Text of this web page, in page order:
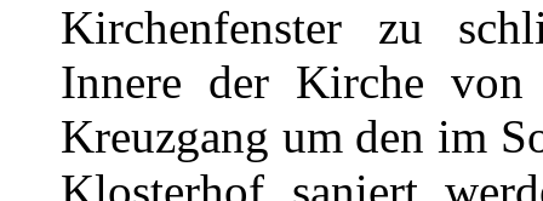
Kirchenfenster zu
Innere der Kirche
Kreuzgang um den im